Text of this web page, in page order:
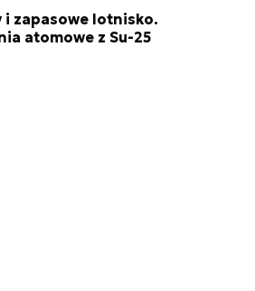
i zapasowe lotnisko.
atomowe z Su-25